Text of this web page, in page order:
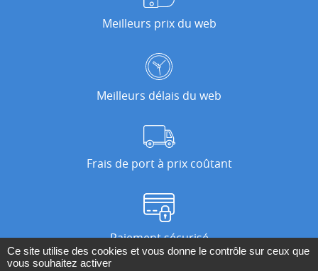
Meilleurs prix du web
Meilleurs délais du web
Frais de port à prix coûtant
Paiement sécurisé
Ce site utilise des cookies et vous donne le contrôle sur ceux que
vous souhaitez activer